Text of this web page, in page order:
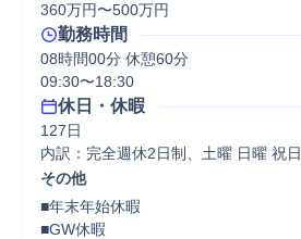
360万円〜500万円
勤務時間
08時間00分 休憩60分
09:30〜18:30
休日・休暇
127日
内訳：完全週休2日制、土曜 日曜 祝日
その他
■年末年始休暇
■GW休暇